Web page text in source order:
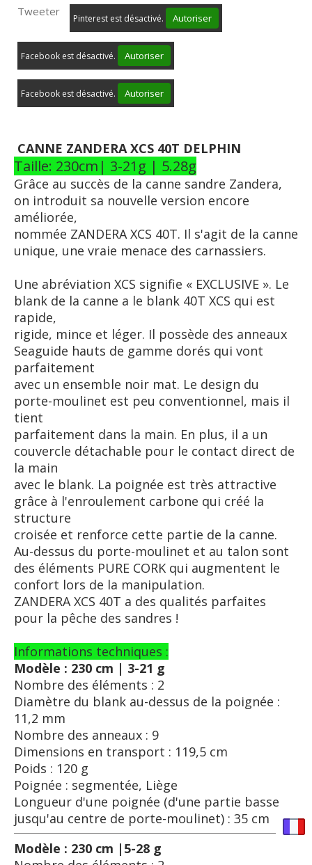
Tweeter
Pinterest est désactivé. Autoriser
Facebook est désactivé. Autoriser
Facebook est désactivé. Autoriser
CANNE ZANDERA XCS 40T DELPHIN
Taille: 230cm| 3-21g | 5.28g
Grâce au succès de la canne sandre Zandera,
on introduit sa nouvelle version encore
améliorée,
nommée ZANDERA XCS 40T. Il s'agit de la canne
unique, une vraie menace des carnassiers.
Une abréviation XCS signifie « EXCLUSIVE ». Le
blank de la canne a le blank 40T XCS qui est
rapide,
rigide, mince et léger. Il possède des anneaux
Seaguide hauts de gamme dorés qui vont
parfaitement
avec un ensemble noir mat. Le design du
porte-moulinet est peu conventionnel, mais il
tient
parfaitement dans la main. En plus, il a un
couvercle détachable pour le contact direct de
la main
avec le blank. La poignée est très attractive
grâce à l'enroulement carbone qui créé la
structure
croisée et renforce cette partie de la canne.
Au-dessus du porte-moulinet et au talon sont
des éléments PURE CORK qui augmentent le
confort lors de la manipulation.
ZANDERA XCS 40T a des qualités parfaites
pour la pêche des sandres !
Informations techniques :
Modèle : 230 cm | 3-21 g
Nombre des éléments : 2
Diamètre du blank au-dessus de la poignée :
11,2 mm
Nombre des anneaux : 9
Dimensions en transport : 119,5 cm
Poids : 120 g
Poignée : segmentée, Liège
Longueur d'une poignée (d'une partie basse
jusqu'au centre de porte-moulinet) : 35 cm
Modèle : 230 cm |5-28 g